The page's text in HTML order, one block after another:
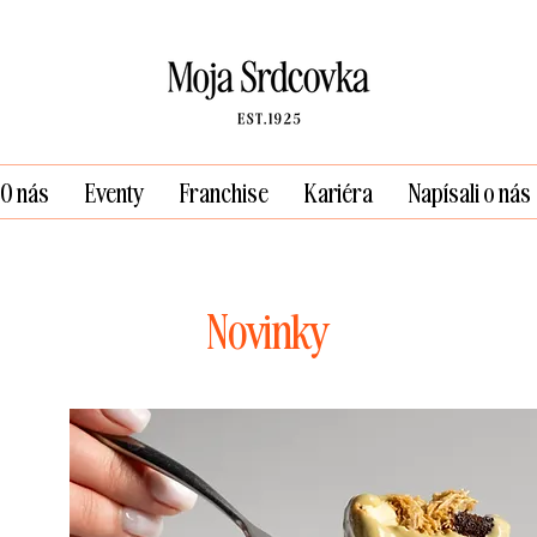
O nás Eventy Franchise Kariéra Napísali o nás
Novinky